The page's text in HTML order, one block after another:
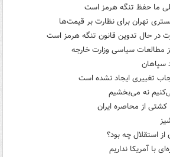
ما حفظ تنگه هرمز است
تهران برای نظارت بر قیمت‌ها
در حال تدوین قانون تنگه هرمز است
مطالعات سیاسی وزارت خارجه
سپاهان
تغییری ایجاد نشده است
نه می‌بخشیم
کشتی از محاصره ایران
از استقلال چه بود؟
با آمریکا نداریم